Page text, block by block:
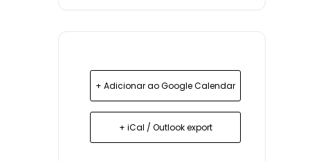
+ Adicionar ao Google Calendar
+ iCal / Outlook export